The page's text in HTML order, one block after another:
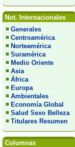
Not. Internacionales
Generales
Centroamérica
Norteamérica
Suramérica
Medio Oriente
Asia
África
Europa
Ambientales
Economía Global
Salud Sexo Belleza
Titulares Resumen
Columnas